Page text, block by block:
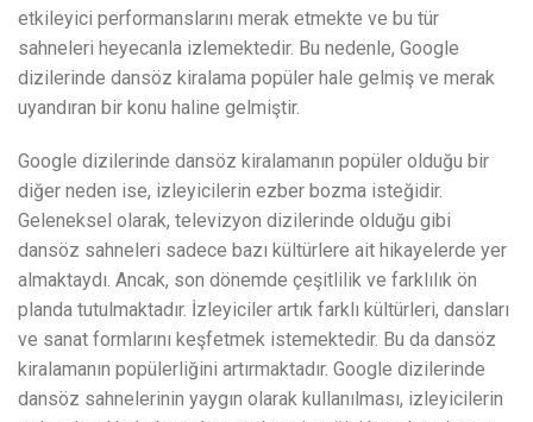
etkileyici performanslarını merak etmekte ve bu tür
sahneleri heyecanla izlemektedir. Bu nedenle, Google
dizilerinde dansöz kiralama popüler hale gelmiş ve merak
uyandıran bir konu haline gelmiştir.
Google dizilerinde dansöz kiralamanın popüler olduğu bir
diğer neden ise, izleyicilerin ezber bozma isteğidir.
Geleneksel olarak, televizyon dizilerinde olduğu gibi
dansöz sahneleri sadece bazı kültürlere ait hikayelerde yer
almaktaydı. Ancak, son dönemde çeşitlilik ve farklılık ön
planda tutulmaktadır. İzleyiciler artık farklı kültürleri, dansları
ve sanat formlarını keşfetmek istemektedir. Bu da dansöz
kiralamanın popülerliğini artırmaktadır. Google dizilerinde
dansöz sahnelerinin yaygın olarak kullanılması, izleyicilerin